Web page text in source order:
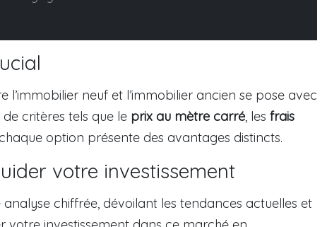
neuf et l’immobilier ancien se pose avec
critères tels que le prix au mètre carré , les frais
, chaque option présente des avantages distincts.
votre investissement
chiffrée, dévoilant les tendances actuelles et